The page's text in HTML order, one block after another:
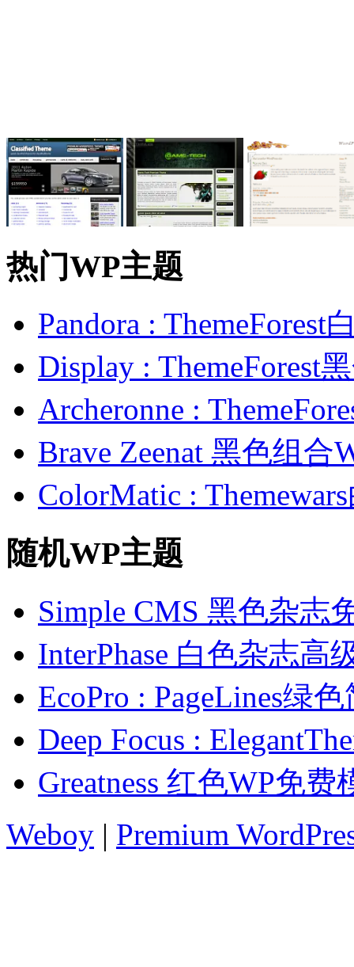
热门WP主题
Pandora : ThemeForest
Display : ThemeForest
Archeronne :
Brave Zeenat 黑色组合
ColorMatic :
随机WP主题
Simple CMS 黑色杂志
InterPhase 白色杂志高
EcoPro : PageLines绿
Deep Focus :
Greatness 红色WP免费
Weboy | Premium